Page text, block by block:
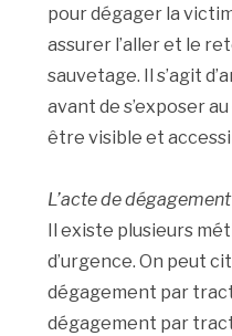
pour dégager la
assurer l’aller et le
sauvetage. Il s’agit
avant de s’exposer
être visible et
L’acte de
Il existe plusieurs
d’urgence. On peut
dégagement par
dégagement par